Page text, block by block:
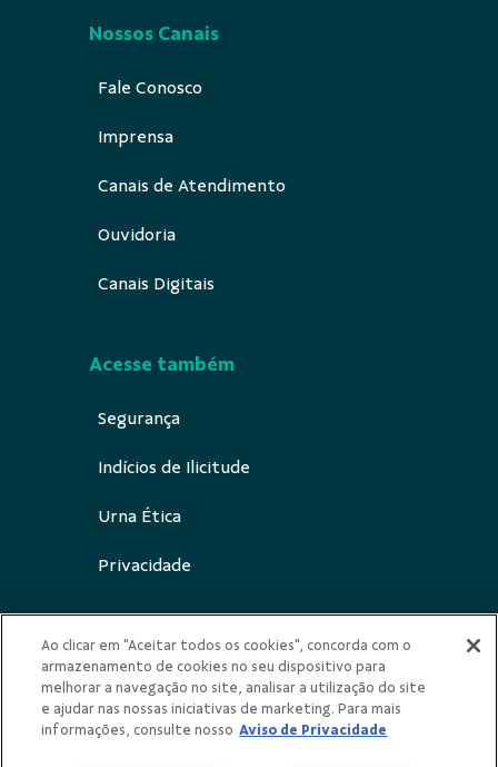
Nossos Canais
Fale Conosco
Imprensa
Canais de Atendimento
Ouvidoria
Canais Digitais
Acesse também
Segurança
Indícios de Ilicitude
Urna Ética
Privacidade
Redes Sociais
Ao clicar em "Aceitar todos os cookies", concorda com o
armazenamento de cookies no seu dispositivo para
melhorar a navegação no site, analisar a utilização do site
e ajudar nas nossas iniciativas de marketing. Para mais
informações, consulte nosso Aviso de Privacidade